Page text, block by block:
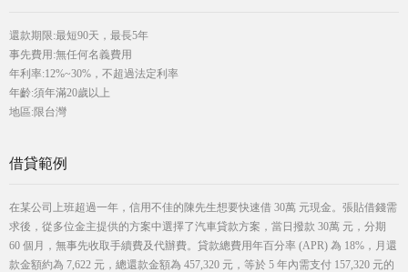
還款期限:最短90天，最長5年
事先費用:無任何名義費用
年利率:12%~30%，不超過法定利率
年齡:須年滿20歲以上
地區:限台灣
借貸範例
在某公司上班超過一年，信用不佳的陳先生想要快速借 30萬 元現金。張貼借錢需
求後，從多位金主提供的方案中選擇了汽車貸款方案，當日撥款 30萬 元，分期
60 個月，無事先收取手續費及代辦費。貸款總費用年百分率 (APR) 為 18%，月還
款金額約為 7,622 元，總還款金額為 457,320 元，等於 5 年內需支付 157,320 元的